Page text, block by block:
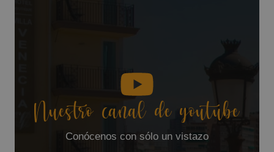
Nuestro canal de youtube
Conócenos con sólo un vistazo